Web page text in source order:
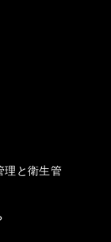
理と衛生管